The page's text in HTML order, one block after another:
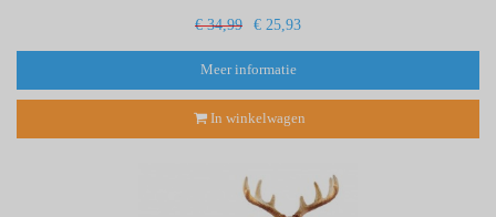
€ 34,99 € 25,93
Meer informatie
In winkelwagen